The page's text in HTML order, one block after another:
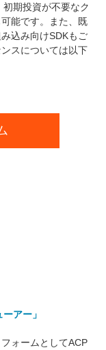
期投資が不要なク
能です。また、既
込み向けSDKもご
スについては以下
アー」
ォームとしてACP